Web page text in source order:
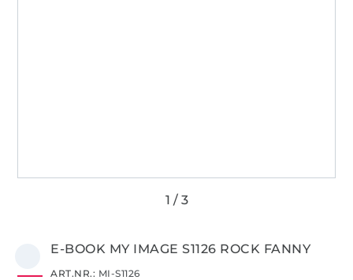
E-BOOK MY IMAGE S1126 ROCK FANNY
ART.NR.: MI-S1126